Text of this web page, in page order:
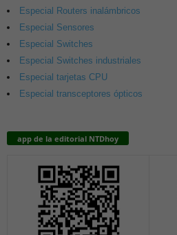
Especial Routers inalámbricos
Especial Sensores
Especial Switches
Especial Switches industriales
Especial tarjetas CPU
Especial transceptores ópticos
app de la editorial NTDhoy